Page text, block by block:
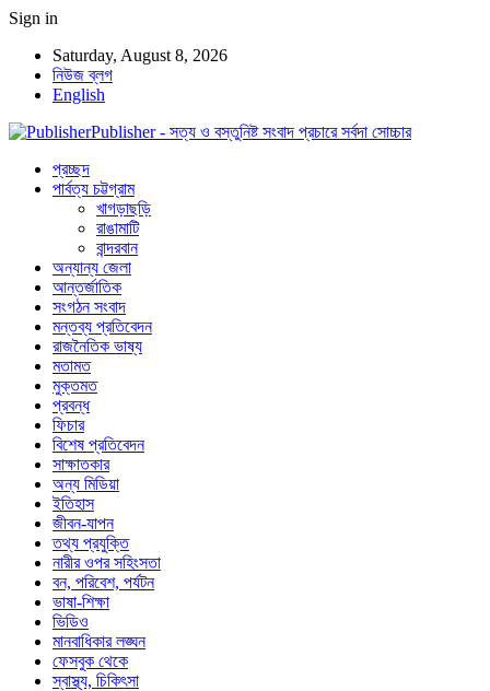
Sign in
Saturday, August 8, 2026
নিউজ ব্লগ
English
Publisher - সত্য ও বস্তুনিষ্ট সংবাদ প্রচারে সর্বদা সোচ্চার
প্রচ্ছদ
পার্বত্য চট্টগ্রাম
খাগড়াছড়ি
রাঙামাটি
বান্দরবান
অন্যান্য জেলা
আন্তর্জাতিক
সংগঠন সংবাদ
মন্তব্য প্রতিবেদন
রাজনৈতিক ভাষ্য
মতামত
মুক্তমত
প্রবন্ধ
ফিচার
বিশেষ প্রতিবেদন
সাক্ষাতকার
অন্য মিডিয়া
ইতিহাস
জীবন-যাপন
তথ্য প্রযুক্তি
নারীর ওপর সহিংসতা
বন, পরিবেশ, পর্যটন
ভাষা-শিক্ষা
ভিডিও
মানবাধিকার লঙ্ঘন
ফেসবুক থেকে
স্বাস্থ্য, চিকিৎসা